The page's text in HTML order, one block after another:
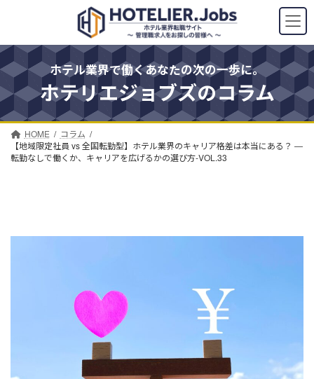
ン
ツ
へ
ス
キ
ッ
ー
シ
ョ
ン
に
移
ホテル業界で働くあなたの次の一歩に。
ホテリエジョブズのコラム
HOME
コラム
【地域限定社員 vs 全国転勤型】ホテル業界のキャリア格差は本当にある？ ―
転勤なしで働くか、キャリアを広げるかの選び方-VOL.33